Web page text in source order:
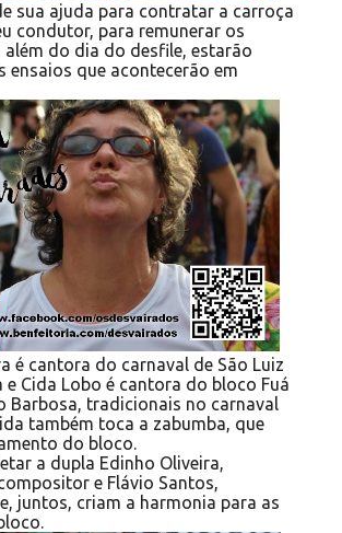
sua ajuda para contratar a carroça
condutor, para remunerar os
além do dia do desfile, estarão
ensaios que acontecerão em
é cantora do carnaval de São Luiz
e Cida Lobo é cantora do bloco Fuá
Barbosa, tradicionais no carnaval
também toca a zabumba, que
do bloco.
a dupla Edinho Oliveira,
e Flávio Santos,
juntos, criam a harmonia para as